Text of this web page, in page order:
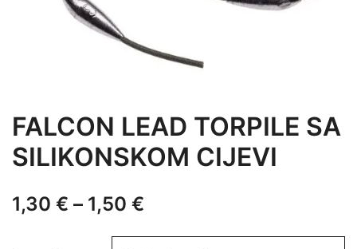
FALCON LEAD TORPILE SA
SILIKONSKOM CIJEVI
1,30 € – 1,50 €
cijena: